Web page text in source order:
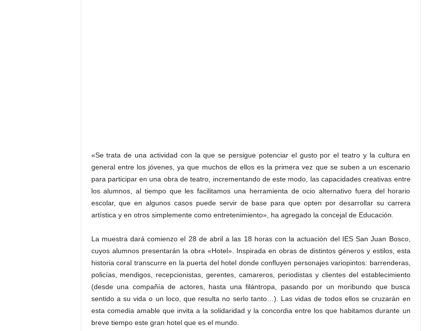
«Se trata de una actividad con la que se persigue potenciar el gusto por el teatro y la cultura en
general entre los jóvenes, ya que muchos de ellos es la primera vez que se suben a un escenario
para participar en una obra de teatro, incrementando de este modo, las capacidades creativas entre
los alumnos, al tiempo que les facilitamos una herramienta de ocio alternativo fuera del horario
escolar, que en algunos casos puede servir de base para que opten por desarrollar su carrera
artística y en otros simplemente como entretenimiento», ha agregado la concejal de Educación.
La muestra dará comienzo el 28 de abril a las 18 horas con la actuación del IES San Juan Bosco,
cuyos alumnos presentarán la obra «Hotel». Inspirada en obras de distintos géneros y estilos, esta
historia coral transcurre en la puerta del hotel donde confluyen personajes variopintos: barrenderas,
policías, mendigos, recepcionistas, gerentes, camareros, periodistas y clientes del establecimiento
(desde una compañía de actores, hasta una filántropa, pasando por un moribundo que busca
sentido a su vida o un loco, que resulta no serlo tanto…). Las vidas de todos ellos se cruzarán en
esta comedia amable que invita a la solidaridad y la concordia entre los que habitamos durante un
breve tiempo este gran hotel que es el mundo.